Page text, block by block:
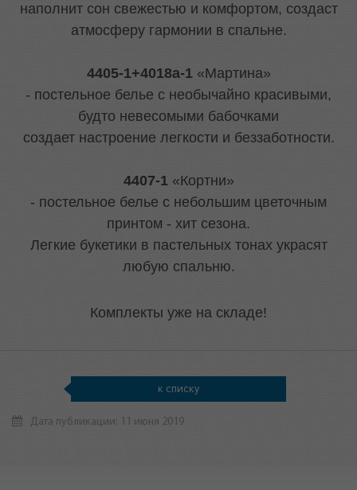
наполнит сон свежестью и комфортом, создаст
атмосферу гармонии в спальне.
4405-1+4018а-1«Мартина»
- постельное белье с необычайно красивыми,
будто невесомыми бабочками
создает настроение легкости и беззаботности.
4407-1«Кортни»
- постельное белье с небольшим цветочным
принтом - хит сезона.
Легкие букетики в пастельных тонах украсят
любую спальню.
Комплекты уже на складе!
к списку
Дата публикации: 11 июня 2019